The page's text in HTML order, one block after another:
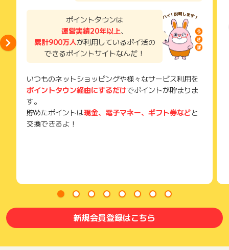
ポイントタウンは
運営実績20年以上、
累計900万人が利用しているポイ活の
できるポイントサイトなんだ！
いつものネットショッピングや様々なサービス利用を
ポイントタウン経由にするだけでポイントが貯まりま
す。
貯めたポイントは現金、電子マネー、ギフト券などと
交換できるよ！
新規会員登録はこちら